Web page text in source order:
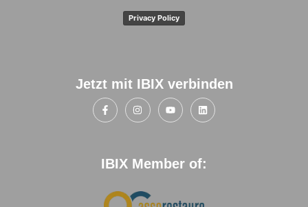
Privacy Policy
Jetzt mit IBIX verbinden
IBIX Member of: